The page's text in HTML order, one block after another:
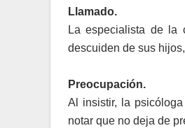
Llamado.
La especialista de la
descuiden de sus
Preocupación.
Al insistir, la
notar que no deja de